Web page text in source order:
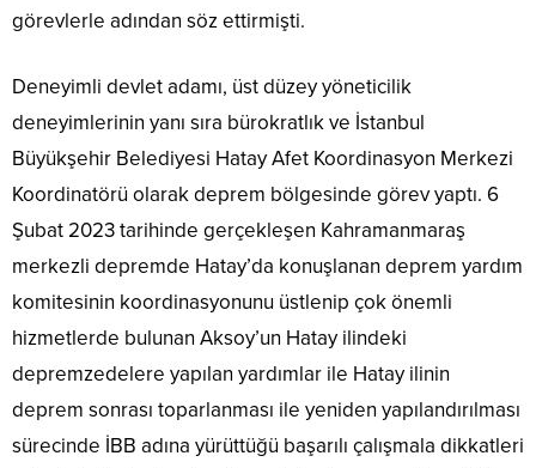
görevlerle adından söz ettirmişti.
Deneyimli devlet adamı, üst düzey yöneticilik
deneyimlerinin yanı sıra bürokratlık ve İstanbul
Büyükşehir Belediyesi Hatay Afet Koordinasyon Merkezi
Koordinatörü olarak deprem bölgesinde görev yaptı. 6
Şubat 2023 tarihinde gerçekleşen Kahramanmaraş
merkezli depremde Hatay’da konuşlanan deprem yardım
komitesinin koordinasyonunu üstlenip çok önemli
hizmetlerde bulunan Aksoy’un Hatay ilindeki
depremzedelere yapılan yardımlar ile Hatay ilinin
deprem sonrası toparlanması ile yeniden yapılandırılması
sürecinde İBB adına yürüttüğü başarılı çalışmala dikkatleri